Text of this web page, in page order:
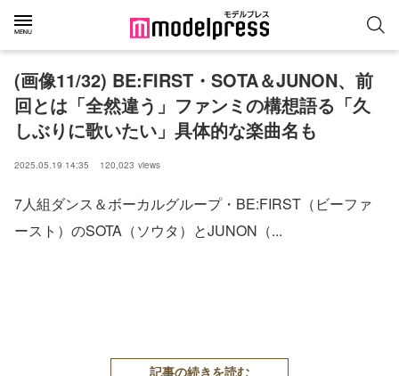
(画像11/32) BE:FIRST・SOTA＆JUNON、前
回とは「全然違う」ファンミの構想語る「久
しぶりに歌いたい」具体的な楽曲名も
2025.05.19 14:35 120,023 views
7人組ダンス＆ボーカルグループ・BE:FIRST（ビーファ
ースト）のSOTA（ソウタ）とJUNON（...
記事の続きを読む